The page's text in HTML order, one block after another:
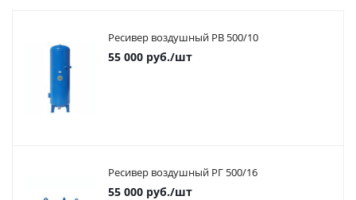
Ресивер воздушный РВ 500/10
55 000 руб./шт
Ресивер воздушный РГ 500/16
55 000 руб./шт